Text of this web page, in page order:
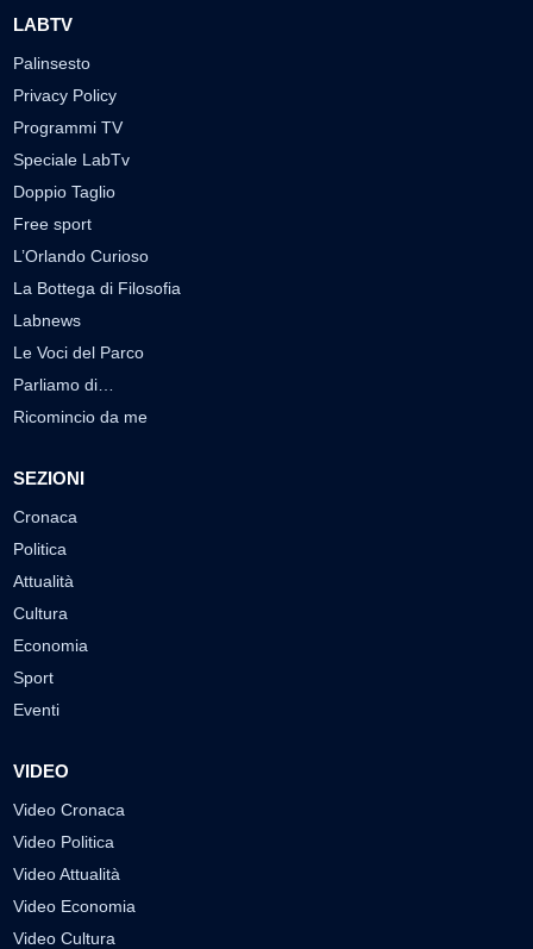
LABTV
Palinsesto
Privacy Policy
Programmi TV
Speciale LabTv
Doppio Taglio
Free sport
L’Orlando Curioso
La Bottega di Filosofia
Labnews
Le Voci del Parco
Parliamo di…
Ricomincio da me
SEZIONI
Cronaca
Politica
Attualità
Cultura
Economia
Sport
Eventi
VIDEO
Video Cronaca
Video Politica
Video Attualità
Video Economia
Video Cultura